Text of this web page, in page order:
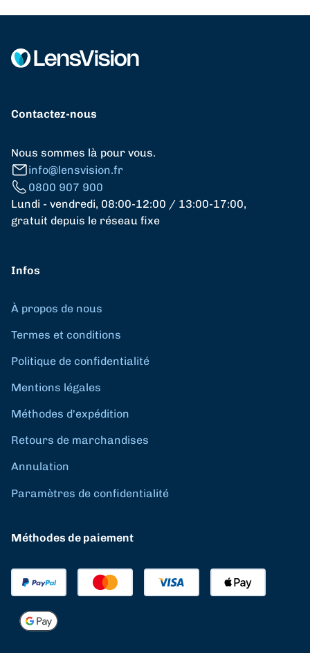
Contactez-nous
Nous sommes là pour vous.
info@lensvision.fr
0800 907 900
Lundi - vendredi, 08:00-12:00 / 13:00-17:00,
gratuit depuis le réseau fixe
Infos
À propos de nous
Termes et conditions
Politique de confidentialité
Mentions légales
Méthodes d'expédition
Retours de marchandises
Annulation
Paramètres de confidentialité
Méthodes de paiement